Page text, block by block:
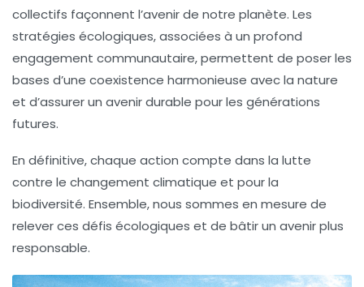
collectifs façonnent l’avenir de notre planète. Les
stratégies écologiques, associées à un profond
engagement communautaire, permettent de poser les
bases d’une coexistence harmonieuse avec la nature
et d’assurer un avenirdurable pour les générations
futures.
En définitive, chaque action compte dans la lutte
contre le changement climatique et pour la
biodiversité. Ensemble, nous sommes en mesure de
relever ces défis écologiques et de bâtir un avenir plus
responsable.